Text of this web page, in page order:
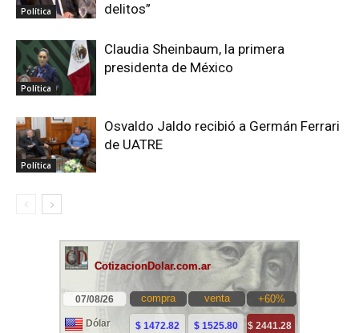
Política
delitos”
Política
Claudia Sheinbaum, la primera
presidenta de México
Política
Osvaldo Jaldo recibió a Germán Ferrari
de UATRE